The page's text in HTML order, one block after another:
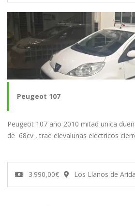
Peugeot 107
Peugeot 107 año 2010 mitad unica
de 68cv , trae elevalunas electricos
3.990,00€ Los Llanos de